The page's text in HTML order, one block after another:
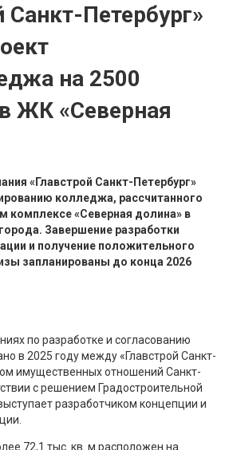
Санкт-Петербург»
на 2500
ЖК «Северная
«Главстрой Санкт-Петербург»
колледжа, рассчитанного
комплексе «Северная долина» в
Завершение разработки
и получение положительного
запланированы до конца 2026
по разработке и согласованию
в 2025 году между «Главстрой Санкт-
имущественных отношений Санкт-
с решением Градостроительной
разработчиком концепции и
72,1 тыс. кв. м расположен на